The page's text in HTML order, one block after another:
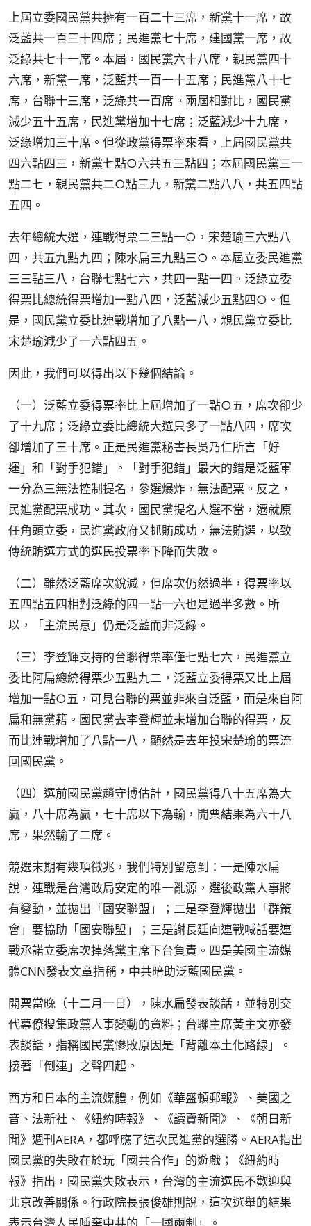
上屆立委國民黨共擁有一百二十三席，新黨十一席，故
泛藍共一百三十四席；民進黨七十席，建國黨一席，故
泛綠共七十一席。本屆，國民黨六十八席，親民黨四十
六席，新黨一席，泛藍共一百一十五席；民進黨八十七
席，台聯十三席，泛綠共一百席。兩屆相對比，國民黨
減少五十五席，民進黨增加十七席；泛藍減少十九席，
泛綠增加三十席。但從政黨得票率來看，上屆國民黨共
四六點四三，新黨七點○六共五三點四；本屆國民黨三一
點二七，親民黨共二○點三九，新黨二點八八，共五四點
五四。
去年總統大選，連戰得票二三點一○，宋楚瑜三六點八
四，共五九點九四；陳水扁三九點三○。本屆立委民進黨
三三點三八，台聯七點七六，共四一點一四。泛綠立委
得票比總統得票增加一點八四，泛藍減少五點四○。但
是，國民黨立委比連戰增加了八點一八，親民黨立委比
宋楚瑜減少了一六點四五。
因此，我們可以得出以下幾個結論。
（一）泛藍立委得票率比上屆增加了一點○五，席次卻少
了十九席；泛綠立委比總統大選只多了一點八四，席次
卻增加了三十席。正是民進黨秘書長吳乃仁所言「好
運」和「對手犯錯」。「對手犯錯」最大的錯是泛藍軍
一分為三無法控制提名，參選爆炸，無法配票。反之，
民進黨配票成功。其次，國民黨提名人選不當，遷就原
任角頭立委，民進黨政府又抓賄成功，無法賄選，以致
傳統賄選方式的選民投票率下降而失敗。
（二）雖然泛藍席次銳減，但席次仍然過半，得票率以
五四點五四相對泛綠的四一點一六也是過半多數。所
以，「主流民意」仍是泛藍而非泛綠。
（三）李登輝支持的台聯得票率僅七點七六，民進黨立
委比阿扁總統得票少五點九二，泛藍立委得票又比上屆
增加一點○五，可見台聯的票並非來自泛藍，而是來自阿
扁和無黨籍。國民黨去李登輝並未增加台聯的得票，反
而比連戰增加了八點一八，顯然是去年投宋楚瑜的票流
回國民黨。
（四）選前國民黨趙守博估計，國民黨得八十五席為大
贏，八十席為贏，七十席以下為輸，開票結果為六十八
席，果然輸了二席。
競選末期有幾項徵兆，我們特別留意到：一是陳水扁
說，連戰是台灣政局安定的唯一亂源，選後政黨人事將
有變動，並拋出「國安聯盟」；二是李登輝拋出「群策
會」要協助「國安聯盟」；三是謝長廷向連戰喊話要連
戰承諾立委席次掉落黨主席下台負責。四是美國主流媒
體CNN發表文章指稱，中共暗助泛藍國民黨。
開票當晚（十二月一日），陳水扁發表談話，並特別交
代幕僚搜集政黨人事變動的資料；台聯主席黃主文亦發
表談話，指稱國民黨慘敗原因是「背離本土化路線」。
接著「倒連」之聲四起。
西方和日本的主流媒體，例如《華盛頓郵報》、美國之
音、法新社、《紐約時報》、《讀賣新聞》、《朝日新
聞》週刊AERA，都呼應了這次民進黨的選勝。AERA指出
國民黨的失敗在於玩「國共合作」的遊戲；《紐約時
報》指出，國民黨失敗表示，台灣的主流選民不歡迎與
北京改善關係。行政院長張俊雄則說，這次選舉的結果